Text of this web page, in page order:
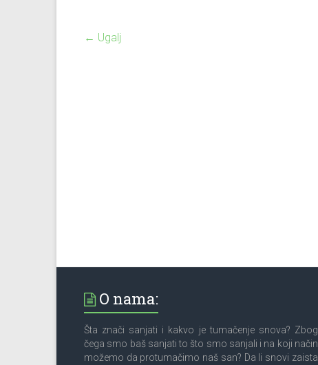
← Ugalj
O nama:
Šta znači sanjati i kakvo je tumačenje snova? Zbog
čega smo baš sanjati to što smo sanjali i na koji način
možemo da protumačimo naš san? Da li snovi zaista